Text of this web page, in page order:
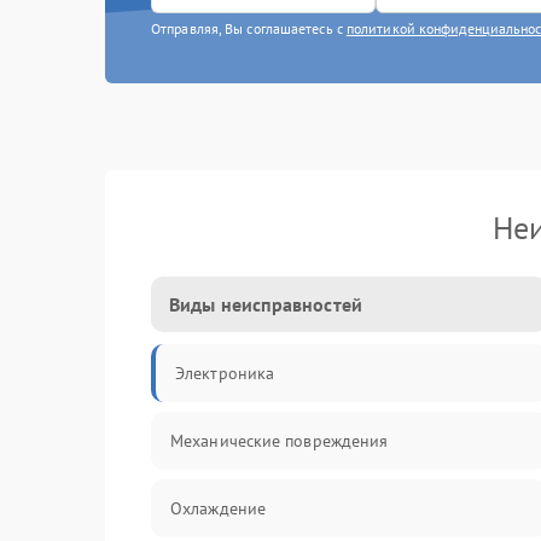
Отправляя, Вы соглашаетесь с политикой
Виды неисправностей
Электроника
Механические повреждения
Охлаждение